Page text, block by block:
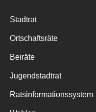
Stadtrat
Ortschaftsräte
Beiräte
Jugendstadtrat
Ratsinformationssystem